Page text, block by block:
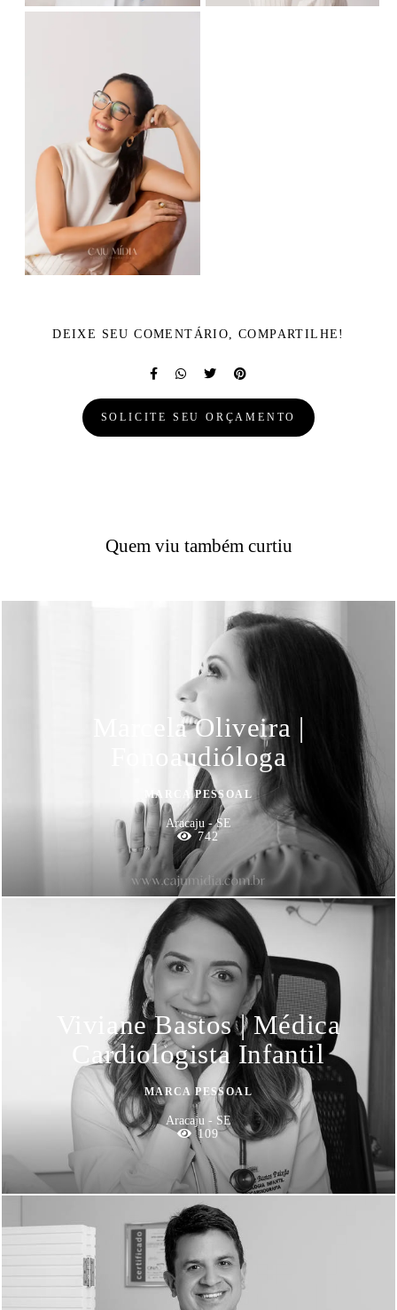
DEIXE SEU COMENTÁRIO, COMPARTILHE!
SOLICITE SEU ORÇAMENTO
Quem viu também curtiu
Marcela Oliveira |
Fonoaudióloga
MARCA PESSOAL
Aracaju - SE
742
Viviane Bastos | Médica
Cardiologista Infantil
MARCA PESSOAL
Aracaju - SE
109